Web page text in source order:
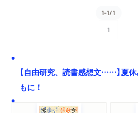
1-1/1
1
【自由研究、読書感想文……】夏
もに！